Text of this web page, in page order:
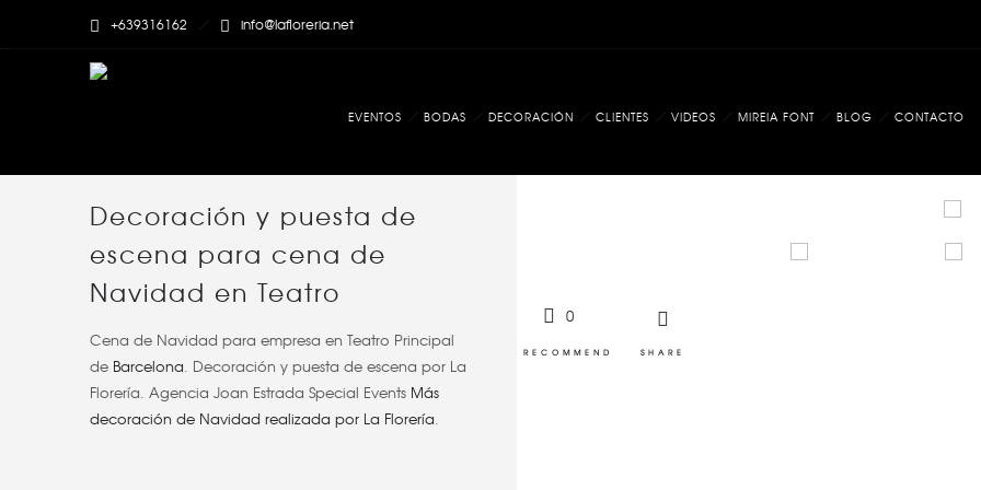
+639316162 info@lafloreria.net
EVENTOS BODAS DECORACIÓN CLIENTES VIDEOS MIREIA FONT BLOG CONTACTO
0
RECOMMEND SHARE
Decoración y puesta de
escena para cena de
Navidad en Teatro
Cena de Navidad para empresa en Teatro Principal
de Barcelona. Decoración y puesta de escena por La
Florería. Agencia Joan Estrada Special Events Más
decoración de Navidad realizada por La Florería.